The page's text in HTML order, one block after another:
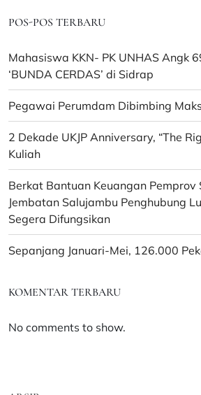
POS-POS TERBARU
Mahasiswa KKN- PK UNHAS Angk
‘BUNDA CERDAS’ di Sidrap
Pegawai Perumdam Dibimbing
2 Dekade UKJP Anniversary, “The
Kuliah
Berkat Bantuan Keuangan Pemprov
Jembatan Salujambu Penghubung
Segera Difungsikan
Sepanjang Januari-Mei, 126.000
KOMENTAR TERBARU
No comments to show.